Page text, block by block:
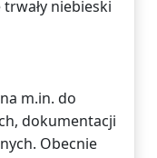
niebieski
m.in. do
dokumentacji
Obecnie